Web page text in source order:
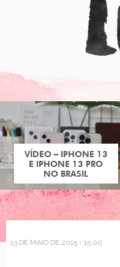
COMO USAR:
TAMANCO
13 DE MAIO DE 2015 - 15:00